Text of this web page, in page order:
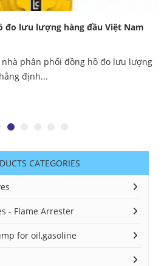
đo lưu lượng hàng đầu Việt Nam
nhà phân phối đồng hồ đo lưu lượng
định...
CATEGORIES
- Flame Arrester
for oil,gasoline